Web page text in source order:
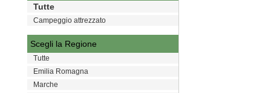
Tutte
Campeggio attrezzato
Scegli la Regione
Tutte
Emilia Romagna
Marche